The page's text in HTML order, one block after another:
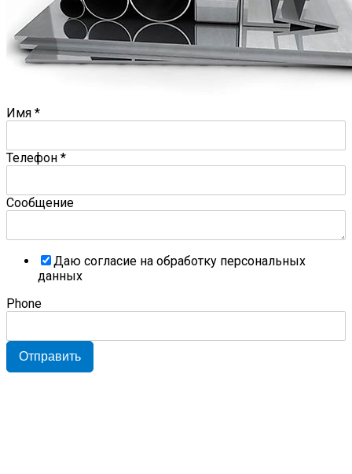
Имя *
Телефон *
Сообщение
Даю согласие на обработку персональных
данных
Phone
Отправить